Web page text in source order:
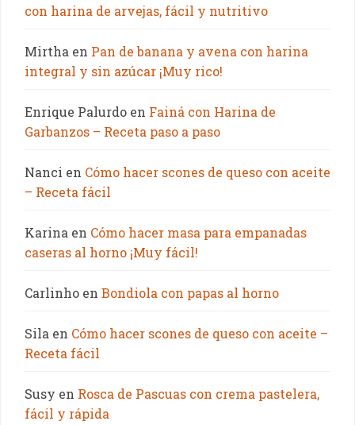
con harina de arvejas, fácil y nutritivo
Mirtha en Pan de banana y avena con harina
integral y sin azúcar ¡Muy rico!
Enrique Palurdo en Fainá con Harina de
Garbanzos – Receta paso a paso
Nanci en Cómo hacer scones de queso con aceite
– Receta fácil
Karina en Cómo hacer masa para empanadas
caseras al horno ¡Muy fácil!
Carlinho en Bondiola con papas al horno
Sila en Cómo hacer scones de queso con aceite –
Receta fácil
Susy en Rosca de Pascuas con crema pastelera,
fácil y rápida